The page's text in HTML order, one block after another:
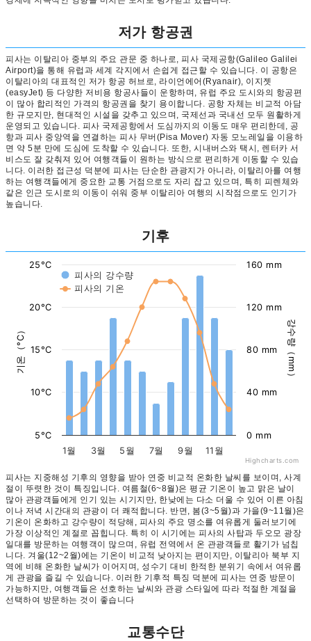
저가 항공권
피사는 이탈리아 중부의 주요 관문 중 하나로, 피사 국제공항(Galileo Galilei
Airport)을 통해 유럽과 세계 각지에서 손쉽게 접근할 수 있습니다. 이 공항은
이탈리아의 대표적인 저가 항공 허브로, 라이언에어(Ryanair), 이지젯
(easyJet) 등 다양한 저비용 항공사들이 운항하며, 유럽 주요 도시와의 항공편
이 많아 합리적인 가격의 항공권을 찾기 용이합니다. 공항 자체는 비교적 아담
한 규모지만, 현대적인 시설을 갖추고 있으며, 국제선과 국내선 모두 원활하게
운영되고 있습니다. 피사 국제공항에서 도심까지의 이동도 매우 편리한데, 공
항과 피사 중앙역을 연결하는 피사 무버(Pisa Mover) 자동 모노레일을 이용하
면 약 5분 만에 도심에 도착할 수 있습니다. 또한, 시내버스와 택시, 렌터카 서
비스도 잘 갖춰져 있어 여행객들이 원하는 방식으로 편리하게 이동할 수 있습
니다. 이러한 접근성 덕분에 피사는 단순한 관광지가 아니라, 이탈리아를 여행
하는 여행객들에게 중요한 교통 거점으로도 자리 잡고 있으며, 특히 피렌체와
같은 인근 도시로의 이동이 쉬워 중부 이탈리아 여행의 시작점으로도 인기가
높습니다.
기후
기온（°C） 강수량（mm）
피사의 강수량
피사의 기온
1월 3월 5월 7월 9월 11월
5°C
10°C
15°C
20°C
25°C
0 mm
40 mm
80 mm
120 mm
160 mm
Highcharts.com
피사는 지중해성 기후의 영향을 받아 연중 비교적 온화한 날씨를 보이며, 사계
절이 뚜렷한 것이 특징입니다. 여름철(6~8월)은 평균 기온이 높고 맑은 날이
많아 관광객들에게 인기 있는 시기지만, 한낮에는 다소 더울 수 있어 이른 아침
이나 저녁 시간대의 관광이 더 쾌적합니다. 반면, 봄(3~5월)과 가을(9~11월)은
기온이 온화하고 강수량이 적당해, 피사의 주요 명소를 여유롭게 둘러보기에
가장 이상적인 계절로 꼽힙니다. 특히 이 시기에는 피사의 사탑과 두오모 광장
일대를 방문하는 여행객이 많으며, 유럽 전역에서 온 관광객들로 활기가 넘칩
니다. 겨울(12~2월)에는 기온이 비교적 낮아지는 편이지만, 이탈리아 북부 지
역에 비해 온화한 날씨가 이어지며, 성수기 대비 한적한 분위기 속에서 여유롭
게 관광을 즐길 수 있습니다. 이러한 기후적 특징 덕분에 피사는 연중 방문이
가능하지만, 여행객들은 선호하는 날씨와 관광 스타일에 따라 적절한 계절을
선택하여 방문하는 것이 좋습니다
교통수단